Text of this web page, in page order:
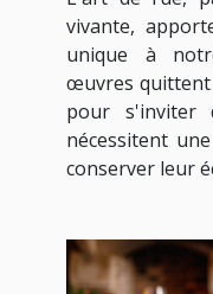
vivante,
unique à
œuvres quittent
pour s'inviter
nécessitent
conserver leur